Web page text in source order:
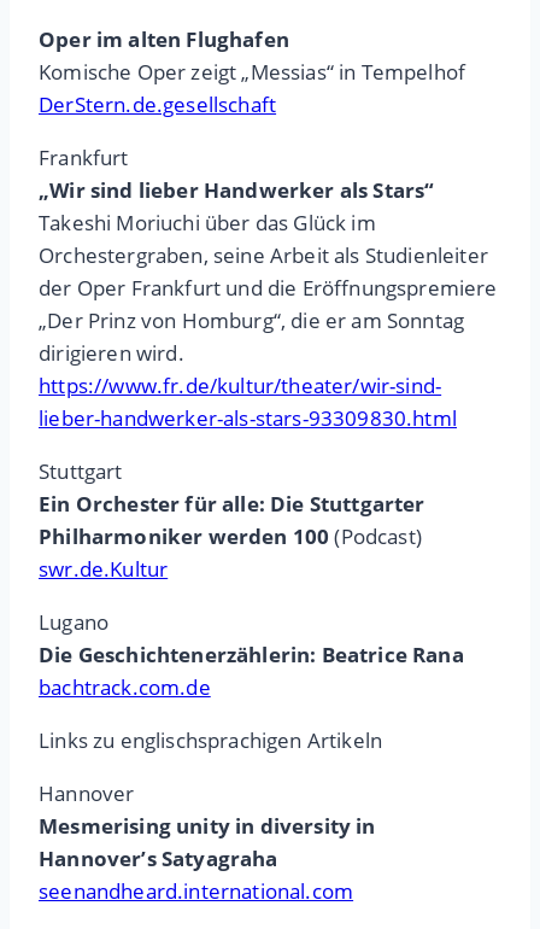
Oper im alten Flughafen
Komische Oper zeigt „Messias“ in Tempelhof
DerStern.de.gesellschaft
Frankfurt
„Wir sind lieber Handwerker als Stars“
Takeshi Moriuchi über das Glück im
Orchestergraben, seine Arbeit als Studienleiter
der Oper Frankfurt und die Eröffnungspremiere
„Der Prinz von Homburg“, die er am Sonntag
dirigieren wird.
https://www.fr.de/kultur/theater/wir-sind-
lieber-handwerker-als-stars-93309830.html
Stuttgart
Ein Orchester für alle: Die Stuttgarter
Philharmoniker werden 100 (Podcast)
swr.de.Kultur
Lugano
Die Geschichtenerzählerin: Beatrice Rana
bachtrack.com.de
Links zu englischsprachigen Artikeln
Hannover
Mesmerising unity in diversity in
Hannover’s Satyagraha
seenandheard.international.com